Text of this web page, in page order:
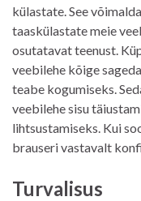
külastate. See
taaskülastate meie
osutatavat teenust.
veebilehe kõige
teabe kogumiseks.
veebilehe sisu
lihtsustamiseks. Kui
brauseri vastavalt
Turvalisus